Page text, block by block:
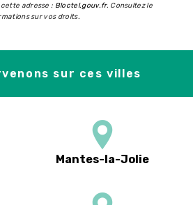
adresse : Bloctel.gouv.fr. Consultez le
sur vos droits.
sur ces villes
Mantes-la-Jolie